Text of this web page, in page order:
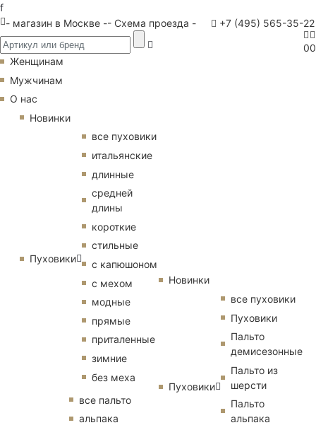
f
- магазин в Москве -- Схема проезда - +7 (495) 565-35-22
00
Женщинам
Мужчинам
О нас
Новинки
Пуховики
все пуховики
итальянские
длинные
средней
длины
короткие
стильные
с капюшоном
с мехом
модные
прямые
приталенные
зимние
без меха
все пальто
альпака
Новинки
Пуховики
все пуховики
Пуховики
Пальто
демисезонные
Пальто из
шерсти
Пальто
альпака